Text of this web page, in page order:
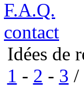
F.A.Q.
contact
Idées de
1 - 2 - 3 /